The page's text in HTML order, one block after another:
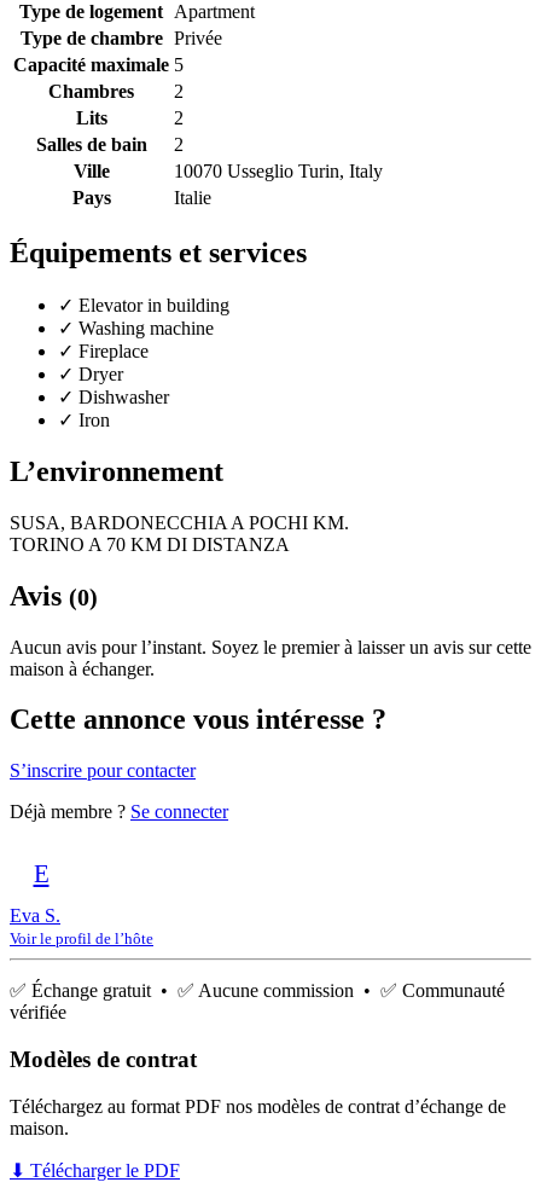
Type de logement Apartment
Type de chambre Privée
Capacité maximale 5
Chambres
2
Lits
2
Salles de bain
2
Ville
10070 Usseglio Turin, Italy
Pays
Italie
Équipements et services
✓ Elevator in building
✓ Washing machine
✓ Fireplace
✓ Dryer
✓ Dishwasher
✓ Iron
L’environnement
SUSA, BARDONECCHIA A POCHI KM.
TORINO A 70 KM DI DISTANZA
Avis (0)
Aucun avis pour l’instant. Soyez le premier à laisser un avis sur cette
maison à échanger.
Cette annonce vous intéresse ?
S’inscrire pour contacter
Déjà membre ? Se connecter
E
Eva S.
Voir le profil de l’hôte
✅ Échange gratuit • ✅ Aucune commission • ✅ Communauté
vérifiée
Modèles de contrat
Téléchargez au format PDF nos modèles de contrat d’échange de
maison.
⬇ Télécharger le PDF